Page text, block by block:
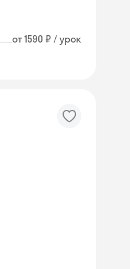
от 1590 ₽ / урок